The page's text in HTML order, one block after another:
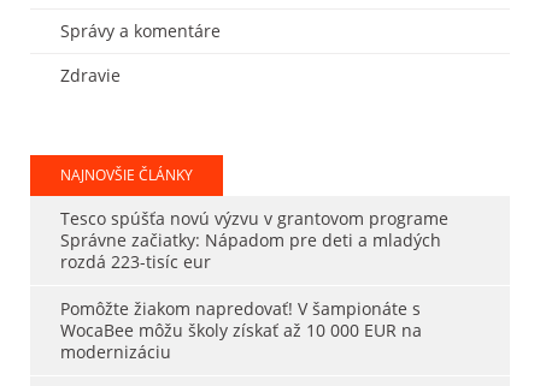
Správy a komentáre
Zdravie
NAJNOVŠIE ČLÁNKY
Tesco spúšťa novú výzvu v grantovom programe
Správne začiatky: Nápadom pre deti a mladých
rozdá 223-tisíc eur
Pomôžte žiakom napredovať! V šampionáte s
WocaBee môžu školy získať až 10 000 EUR na
modernizáciu